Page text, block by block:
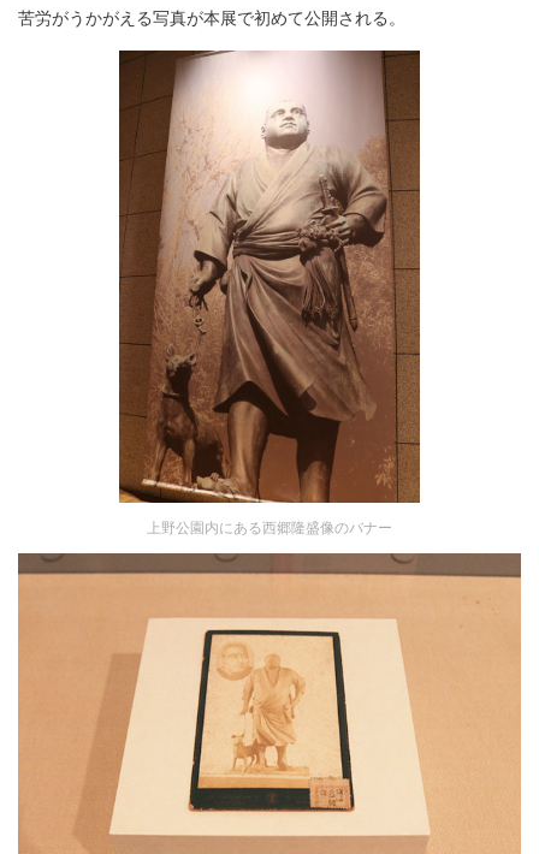
苦労がうかがえる写真が本展で初めて公開される。
上野公園内にある西郷隆盛像のバナー